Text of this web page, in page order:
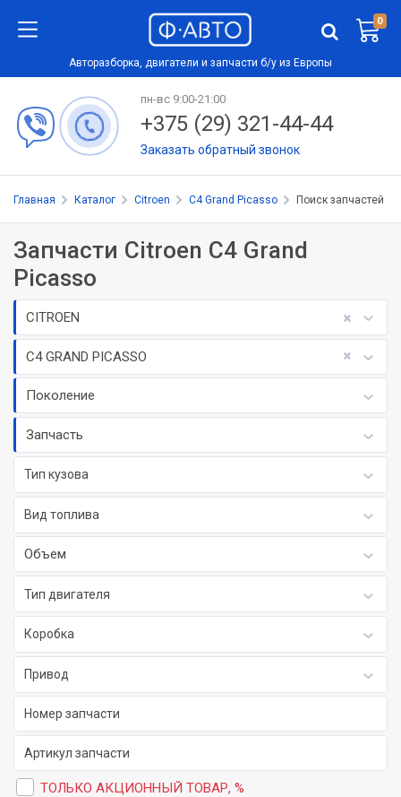
0
Авторазборка, двигатели и запчасти б/у из Европы
пн-вс 9:00-21:00
+375 (29) 321-44-44
Заказать обратный звонок
Главная Каталог Citroen C4 Grand Picasso Поиск запчастей
Запчасти Citroen C4 Grand
Picasso
CITROEN
C4 GRAND PICASSO
Поколение
Запчасть
Тип кузова
Вид топлива
Объем
Тип двигателя
Коробка
Привод
ТОЛЬКО АКЦИОННЫЙ ТОВАР, %